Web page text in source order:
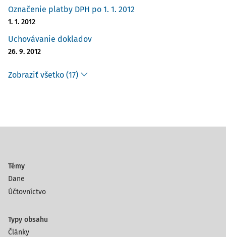
Označenie platby DPH po 1. 1. 2012
1. 1. 2012
Uchovávanie dokladov
26. 9. 2012
Zobraziť všetko (17)
Témy
Dane
Účtovníctvo
Typy obsahu
Články